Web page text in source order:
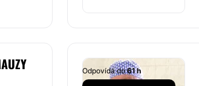
Odpovídá do61 h